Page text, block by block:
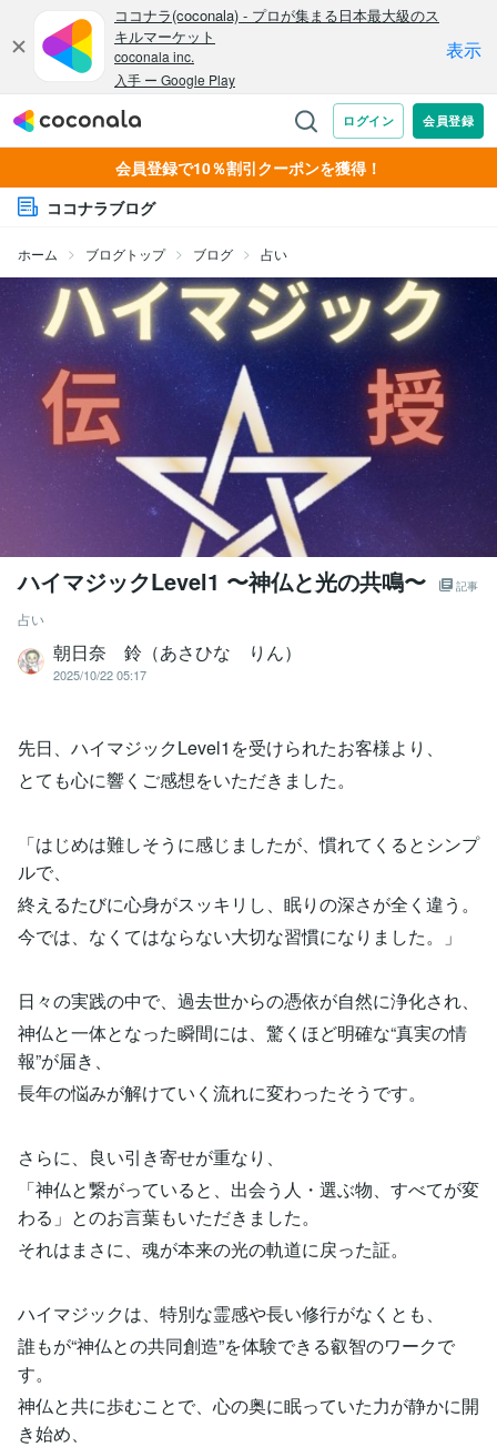
会員登録で10％割引クーポンを獲得！
ココナラブログ
ホーム ブログトップ ブログ 占い
ハイマジックLevel1 〜神仏と光の共鳴〜 記事
占い
朝日奈 鈴（あさひな りん）
2025/10/22 05:17
先日、ハイマジックLevel1を受けられたお客様より、
とても心に響くご感想をいただきました。
「はじめは難しそうに感じましたが、慣れてくるとシンプ
ルで、
終えるたびに心身がスッキリし、眠りの深さが全く違う。
今では、なくてはならない大切な習慣になりました。」
日々の実践の中で、過去世からの憑依が自然に浄化され、
神仏と一体となった瞬間には、驚くほど明確な“真実の情
報”が届き、
長年の悩みが解けていく流れに変わったそうです。
さらに、良い引き寄せが重なり、
「神仏と繋がっていると、出会う人・選ぶ物、すべてが変
わる」とのお言葉もいただきました。
それはまさに、魂が本来の光の軌道に戻った証。
ハイマジックは、特別な霊感や長い修行がなくとも、
誰もが“神仏との共同創造”を体験できる叡智のワークで
す。
神仏と共に歩むことで、心の奥に眠っていた力が静かに開
き始め、